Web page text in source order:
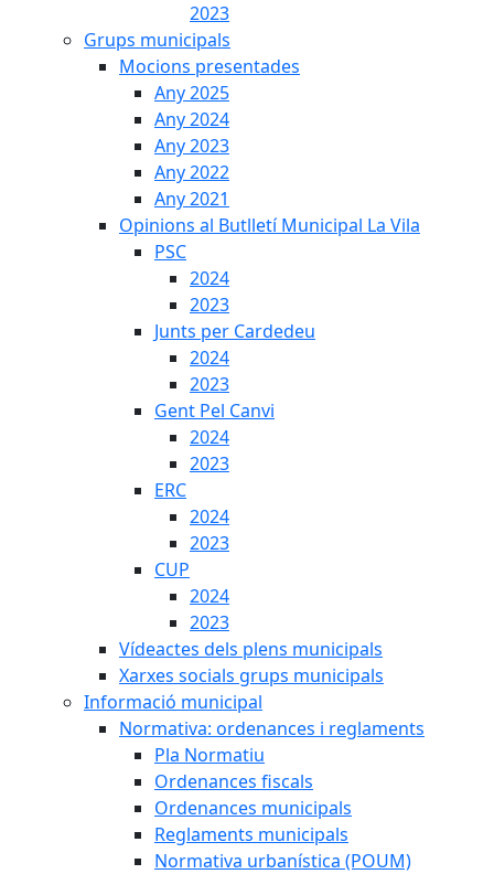
2023
Grups municipals
Mocions presentades
Any 2025
Any 2024
Any 2023
Any 2022
Any 2021
Opinions al Butlletí Municipal La Vila
PSC
2024
2023
Junts per Cardedeu
2024
2023
Gent Pel Canvi
2024
2023
ERC
2024
2023
CUP
2024
2023
Vídeactes dels plens municipals
Xarxes socials grups municipals
Informació municipal
Normativa: ordenances i reglaments
Pla Normatiu
Ordenances fiscals
Ordenances municipals
Reglaments municipals
Normativa urbanística (POUM)